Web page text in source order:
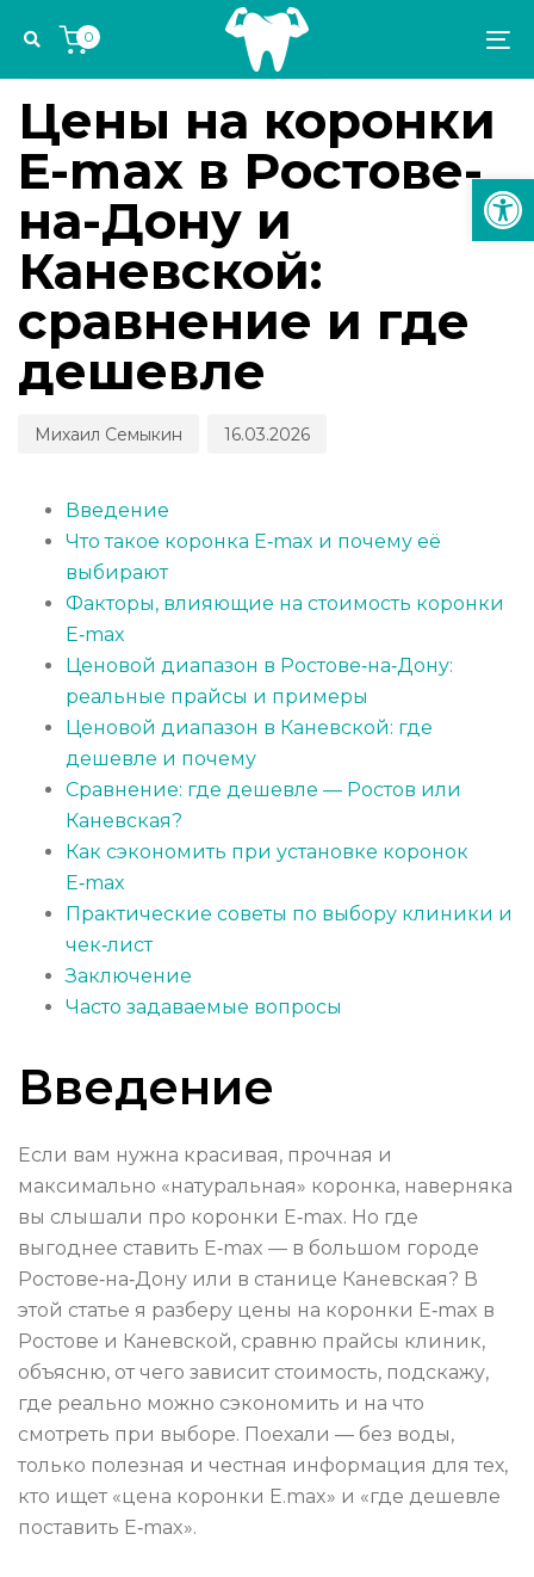
links
navigation
Skip
content
0
IN:
СТОМАТОЛОГИЧЕСКИЕ КАНИКУЛЫ
Цены на коронки
E-max в Ростове-
на-Дону и
Каневской:
сравнение и где
дешевле
Михаил Семыкин
on:
16.03.2026
Введение
Что такое коронка E‑max и почему её
выбирают
Факторы, влияющие на стоимость коронки
E‑max
Ценовой диапазон в Ростове‑на‑Дону:
реальные прайсы и примеры
Ценовой диапазон в Каневской: где
дешевле и почему
Сравнение: где дешевле — Ростов или
Каневская?
Как сэкономить при установке коронок
E‑max
Практические советы по выбору клиники и
чек‑лист
Заключение
Часто задаваемые вопросы
Введение
Если вам нужна красивая, прочная и
максимально «натуральная» коронка, наверняка
вы слышали про коронки E‑max. Но где
выгоднее ставить E‑max — в большом городе
Ростове‑на‑Дону или в станице Каневская? В
этой статье я разберу цены на коронки E‑max в
Ростове и Каневской, сравню прайсы клиник,
объясню, от чего зависит стоимость, подскажу,
где реально можно сэкономить и на что
смотреть при выборе. Поехали — без воды,
только полезная и честная информация для тех,
кто ищет «цена коронки E.max» и «где дешевле
поставить E‑max».